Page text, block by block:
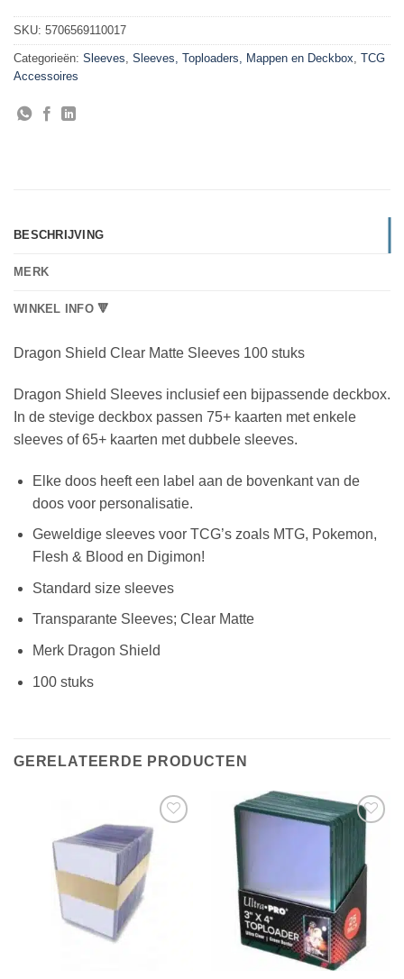
SKU: 5706569110017
Categorieën: Sleeves, Sleeves, Toploaders, Mappen en Deckbox, TCG
Accessoires
BESCHRIJVING
MERK
WINKEL INFO 🔻
Dragon Shield Clear Matte Sleeves 100 stuks
Dragon Shield Sleeves inclusief een bijpassende deckbox.
In de stevige deckbox passen 75+ kaarten met enkele
sleeves of 65+ kaarten met dubbele sleeves.
Elke doos heeft een label aan de bovenkant van de
doos voor personalisatie.
Geweldige sleeves voor TCG’s zoals MTG, Pokemon,
Flesh & Blood en Digimon!
Standard size sleeves
Transparante Sleeves; Clear Matte
Merk Dragon Shield
100 stuks
GERELATEERDE PRODUCTEN